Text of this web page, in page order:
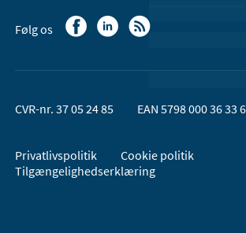
Følg os
CVR-nr. 37 05 24 85 EAN 5798 000 36 33
Privatlivspolitik
Cookie politik
Tilgængelighedserklæring